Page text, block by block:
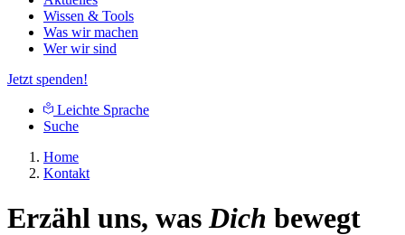
Wissen & Tools
Was wir machen
Wer wir sind
Jetzt spenden!
Leichte Sprache
Suche
Home
Kontakt
Erzähl uns, was Dich bewegt